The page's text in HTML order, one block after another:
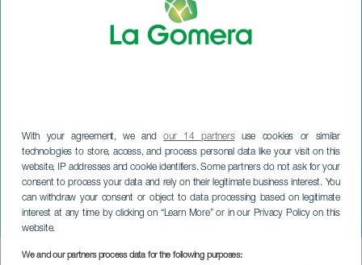
With your agreement, we andour 14 partnersuse cookies or similar
technologies to store, access, and process personal data like your visit on this
website, IP addresses and cookie identifiers. Some partners do not ask for your
consent to process your data and rely on their legitimate business interest. You
can withdraw your consent or object to data processing based on legitimate
interest at any time by clicking on “Learn More” or in our Privacy Policy on this
website.
We and our partners process data for the following purposes:
Johannisfeuer in San
Sebastián de La Gomera
LA GOMERA
Imagen